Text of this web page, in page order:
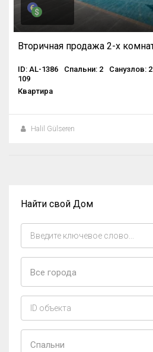
ID: AL-1386 Спальни: 2 Санузлов: 2
109
Квартира
Halil Gülseren
Найти свой Дом
Все города
Спальни